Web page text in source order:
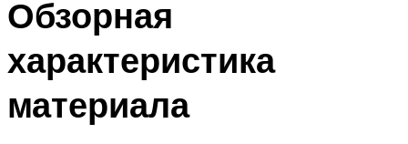
Обзорная
характеристика
материала